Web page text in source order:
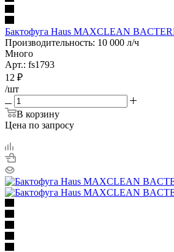
Бактофуга Haus MAXCLEAN
Производительность: 10 000 л/ч
Много
Арт.: fs1793
12 ₽
/шт
В корзину
Цена по запросу